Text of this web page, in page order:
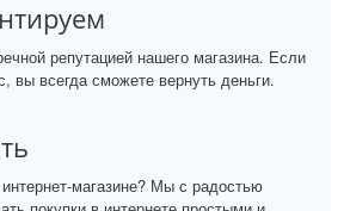
репутацией нашего магазина. Если
вы всегда сможете вернуть деньги.
магазине? Мы с радостью